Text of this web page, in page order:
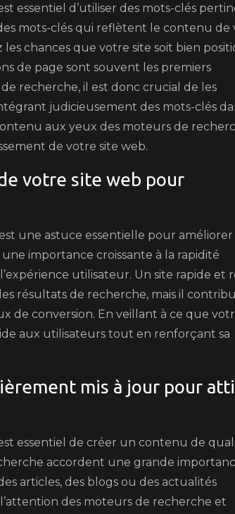
essentiel d’utiliser des mots-clés
mots-clés qui reflètent le contenu de
chances que votre site soit bien
de page sont souvent les premiers
recherche, il est donc crucial de les
judicieusement des mots-clés
aux yeux des moteurs de
de votre site web.
votre site web pour
une astuce essentielle pour améliorer
importance croissante à la rapidité
utilisateur. Un site rapide et
résultats de recherche, mais il
de conversion. En veillant à ce que
aux utilisateurs tout en renforçant sa
mis à jour pour
essentiel de créer un contenu de
accordent une grande
articles, des blogs ou des actualités
des moteurs de recherche et